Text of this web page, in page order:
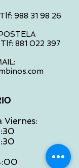
988 31 98 26
881 022 397
Viernes: